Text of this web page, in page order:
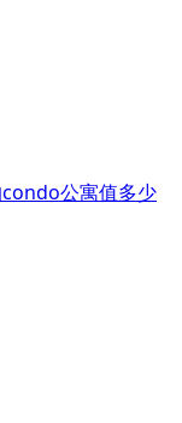
公寓值多少